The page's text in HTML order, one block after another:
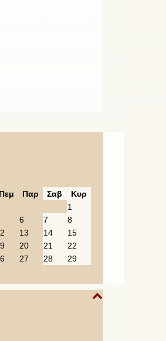
Πεμ Παρ Σαβ
Κυρ
1
6 7
8
13 14
15
20 21
22
27 28
29